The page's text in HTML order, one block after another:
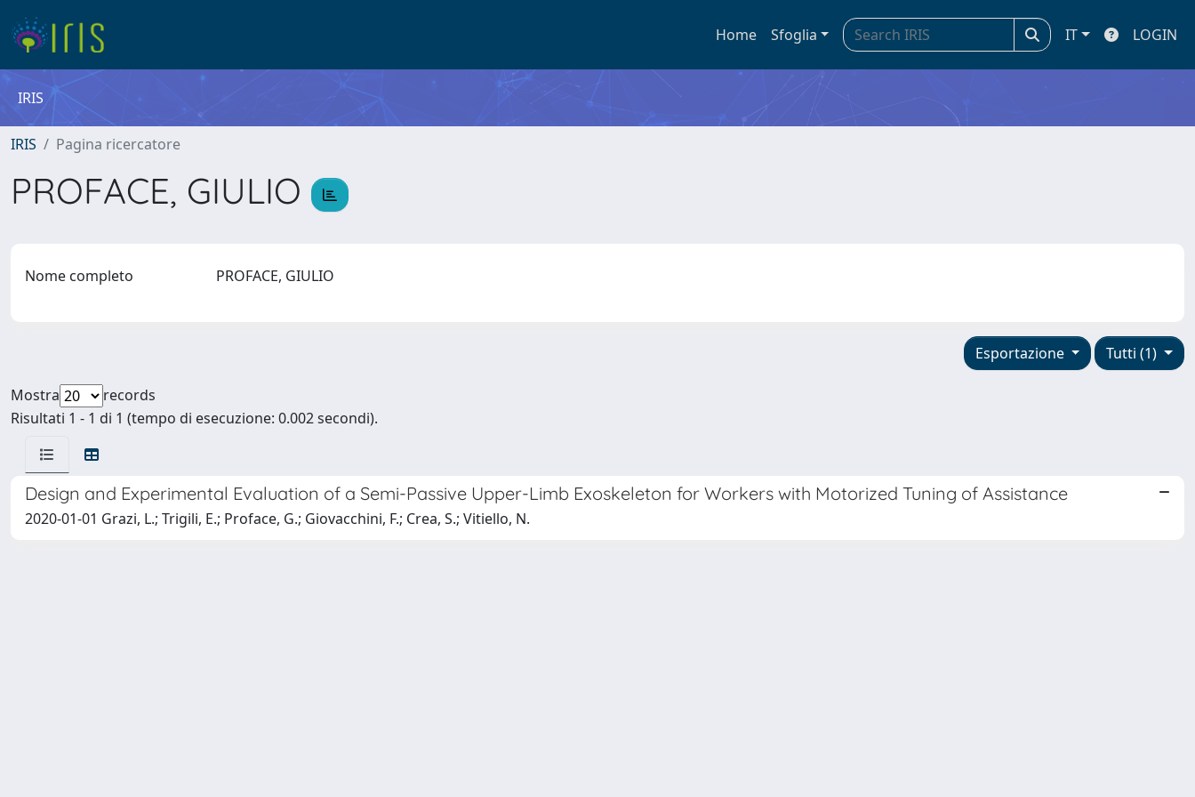
Home Sfoglia IT LOGIN
IRIS
IRIS Pagina ricercatore
PROFACE, GIULIO
Nome completo PROFACE, GIULIO
Tutti (1)
Esportazione
Mostra
records
Risultati 1 - 1 di 1 (tempo di esecuzione: 0.002 secondi).
Design and Experimental Evaluation of a Semi-Passive Upper-Limb Exoskeleton for Workers with Motorized Tuning of Assistance
2020-01-01 Grazi, L.; Trigili, E.; Proface, G.; Giovacchini, F.; Crea, S.; Vitiello, N.